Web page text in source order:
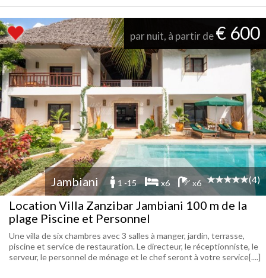
par nuit, à partir de€ 600
Jambiani 1 -15 x6 x6 (4)
Location Villa Zanzibar Jambiani 100 m de la
plage Piscine et Personnel
Une villa de six chambres avec 3 salles à manger, jardin, terrasse,
piscine et service de restauration. Le directeur, le réceptionniste, le
serveur, le personnel de ménage et le chef seront à votre service[....]